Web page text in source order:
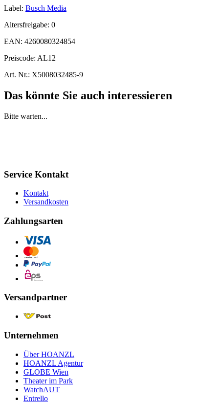
Label: Busch Media
Altersfreigabe: 0
EAN: 4260080324854
Preiscode: AL12
Art. Nr.: X5008032485-9
Das könnte Sie auch interessieren
Bitte warten...
Service Kontakt
Kontakt
Versandkosten
Zahlungsarten
Versandpartner
Unternehmen
Über HOANZL
HOANZL Agentur
GLOBE Wien
Theater im Park
WatchAUT
Entrello